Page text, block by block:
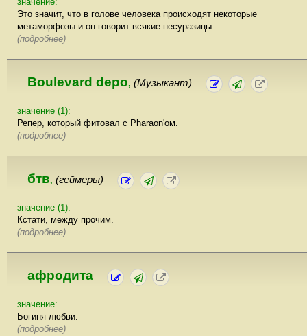
Это значит, что в голове человека происходят некоторые
метаморфозы и он говорит всякие несуразицы.
(подробнее)
Boulevard depo, (Музыкант)
значение (1):
Репер, который фитовал с Pharaon'ом.
(подробнее)
бтв, (геймеры)
значение (1):
Кстати, между прочим.
(подробнее)
афродита
значение:
Богиня любви.
(подробнее)